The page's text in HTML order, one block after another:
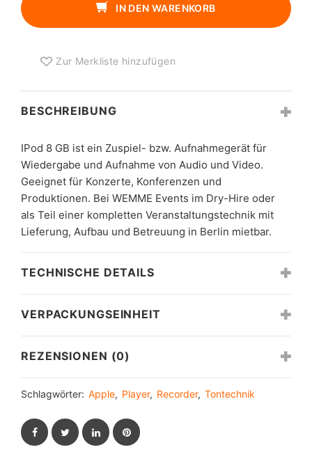
MENGE
IN DEN WARENKORB
Zur Merkliste hinzufügen
BESCHREIBUNG
IPod 8 GB ist ein Zuspiel- bzw. Aufnahmegerät für
Wiedergabe und Aufnahme von Audio und Video.
Geeignet für Konzerte, Konferenzen und
Produktionen. Bei WEMME Events im Dry-Hire oder
als Teil einer kompletten Veranstaltungstechnik mit
Lieferung, Aufbau und Betreuung in Berlin mietbar.
TECHNISCHE DETAILS
VERPACKUNGSEINHEIT
REZENSIONEN (0)
Schlagwörter: Apple, Player, Recorder, Tontechnik
FacebookTwitterLinkedInPinterest